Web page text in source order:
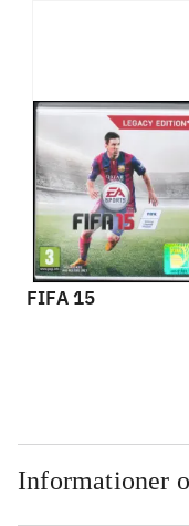
FIFA 15
Informationer